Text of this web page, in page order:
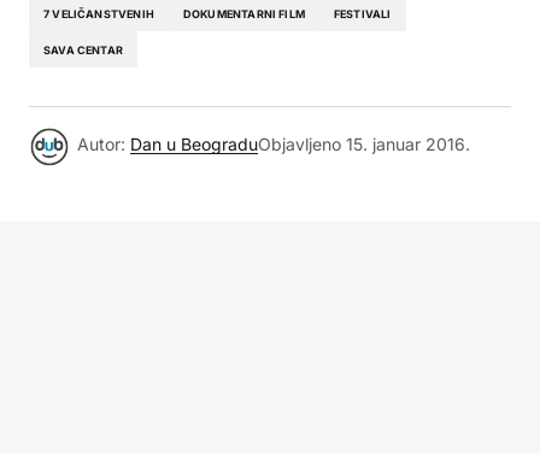
7 VELIČANSTVENIH DOKUMENTARNI FILM FESTIVALI
SAVA CENTAR
Autor: Dan u BeograduObjavljeno 15. januar 2016.